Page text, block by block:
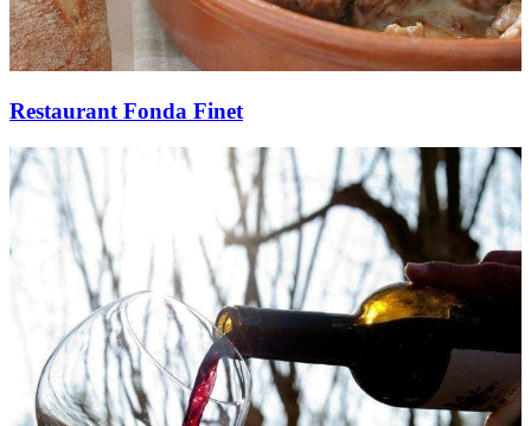
Restaurant Fonda Finet